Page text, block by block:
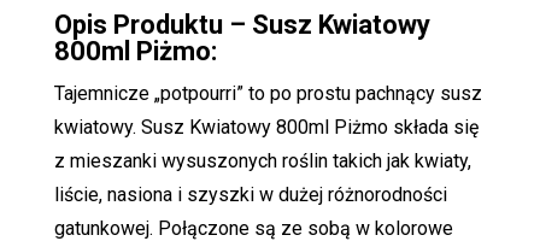
Opis Produktu – Susz Kwiatowy
800ml Piżmo:
Tajemnicze „potpourri” to po prostu pachnący susz
kwiatowy. Susz Kwiatowy 800ml Piżmo składa się
z mieszanki wysuszonych roślin takich jak kwiaty,
liście, nasiona i szyszki w dużej różnorodności
gatunkowej. Połączone są ze sobą w kolorowe